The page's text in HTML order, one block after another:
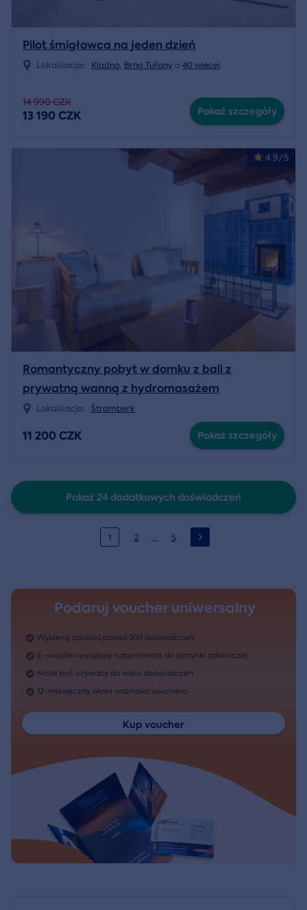
Pilot śmigłowca na jeden dzień
Lokalizacja: Kladno, Brno Tuřany a 40 więcej
14 990 CZK
13 190 CZK Pokaż szczegóły
4.9/5
Romantyczny pobyt w domku z bali z
prywatną wanną z hydromasażem
Lokalizacja: Štramberk
11 200 CZK Pokaż szczegóły
Pokaż 24 dodatkowych doświadczeń
1 2 … 5
Podaruj voucher uniwersalny
Wybieraj spośród ponad 500 doświadczeń
E-voucher wysyłany natychmiast do skrzynki odbiorczej
Może być używany do wielu doświadczeń
12-miesięczny okres ważności vouchera
Kup voucher